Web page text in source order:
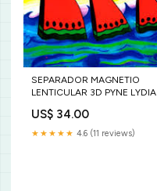
SEPARADOR MAGNETIO
LENTICULAR 3D PYNE LYDIA
US$ 34.00
★★★★★ 4.6 (11 reviews)